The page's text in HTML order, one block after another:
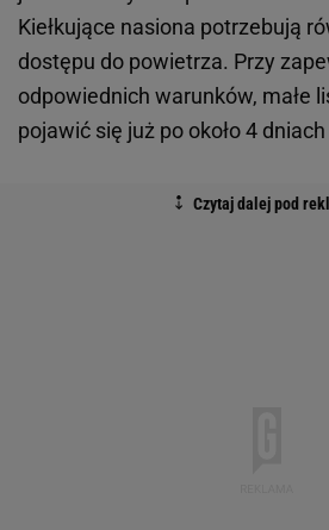
Kiełkujące nasiona potrzebują
dostępu do powietrza. Przy
odpowiednich warunków, małe
pojawić się już po około 4